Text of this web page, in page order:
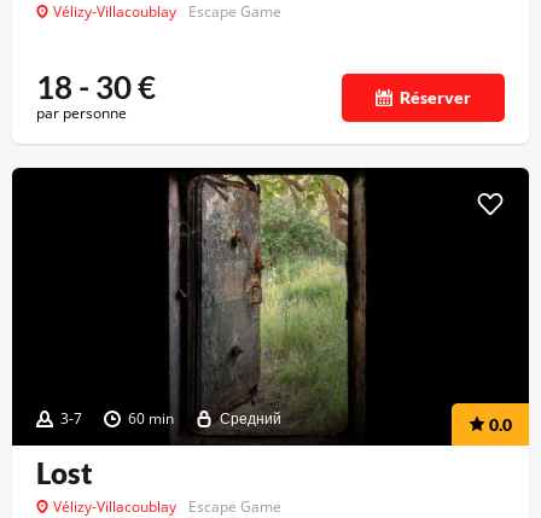
Vélizy-Villacoublay Escape Game
18 - 30€
par personne
Réserver
3-7 60 min Средний 0.0
Lost
Vélizy-Villacoublay Escape Game